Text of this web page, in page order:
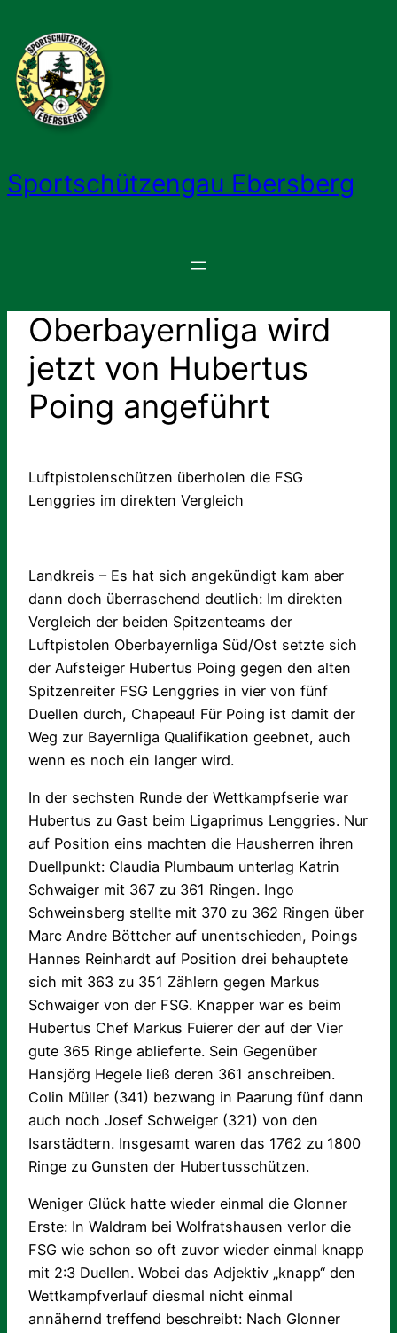
Inhalt
springen
Sportschützengau Ebersberg
Oberbayernliga wird
jetzt von Hubertus
Poing angeführt
Luftpistolenschützen überholen die FSG
Lenggries im direkten Vergleich
Landkreis – Es hat sich angekündigt kam aber
dann doch überraschend deutlich: Im direkten
Vergleich der beiden Spitzenteams der
Luftpistolen Oberbayernliga Süd/Ost setzte sich
der Aufsteiger Hubertus Poing gegen den alten
Spitzenreiter FSG Lenggries in vier von fünf
Duellen durch, Chapeau! Für Poing ist damit der
Weg zur Bayernliga Qualifikation geebnet, auch
wenn es noch ein langer wird.
In der sechsten Runde der Wettkampfserie war
Hubertus zu Gast beim Ligaprimus Lenggries. Nur
auf Position eins machten die Hausherren ihren
Duellpunkt: Claudia Plumbaum unterlag Katrin
Schwaiger mit 367 zu 361 Ringen. Ingo
Schweinsberg stellte mit 370 zu 362 Ringen über
Marc Andre Böttcher auf unentschieden, Poings
Hannes Reinhardt auf Position drei behauptete
sich mit 363 zu 351 Zählern gegen Markus
Schwaiger von der FSG. Knapper war es beim
Hubertus Chef Markus Fuierer der auf der Vier
gute 365 Ringe ablieferte. Sein Gegenüber
Hansjörg Hegele ließ deren 361 anschreiben.
Colin Müller (341) bezwang in Paarung fünf dann
auch noch Josef Schweiger (321) von den
Isarstädtern. Insgesamt waren das 1762 zu 1800
Ringe zu Gunsten der Hubertusschützen.
Weniger Glück hatte wieder einmal die Glonner
Erste: In Waldram bei Wolfratshausen verlor die
FSG wie schon so oft zuvor wieder einmal knapp
mit 2:3 Duellen. Wobei das Adjektiv „knapp“ den
Wettkampfverlauf diesmal nicht einmal
annähernd treffend beschreibt: Nach Glonner